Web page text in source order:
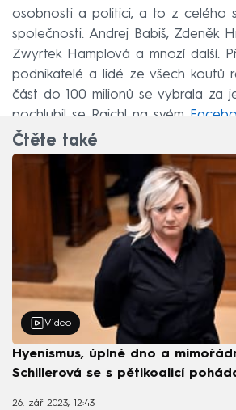
osobnosti a politici, a to z celého
společnosti. Andrej Babiš, Zdeněk
Zwyrtek Hamplová a mnozí další.
podnikatelé a lidé ze všech koutů
část do 100 milionů se vybrala za
pochlubil se Rajchl na svém
Čtěte také
Video
Hyenismus, úplné dno a
Schillerová se s pětikoalicí
26. zář 2023, 12:43